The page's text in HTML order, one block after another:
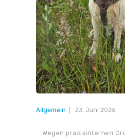
Allgemein 23. Juni 2026
Wegen praxisinternen